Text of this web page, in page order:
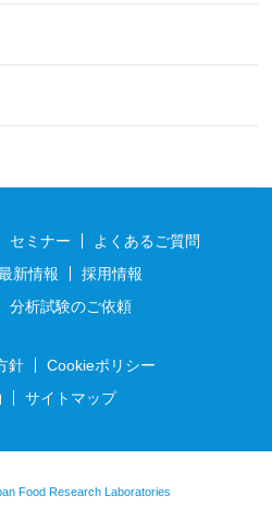
セミナー
よくあるご質問
新情報
採用情報
分析試験のご依頼
針
Cookieポリシー
サイトマップ
Food Research Laboratories